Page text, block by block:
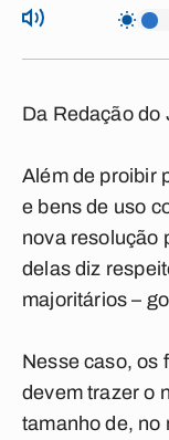
Da Redação do
Além de proibir
e bens de uso
nova resolução
delas diz
majoritários –
Nesse caso, os
devem trazer o
tamanho de, no